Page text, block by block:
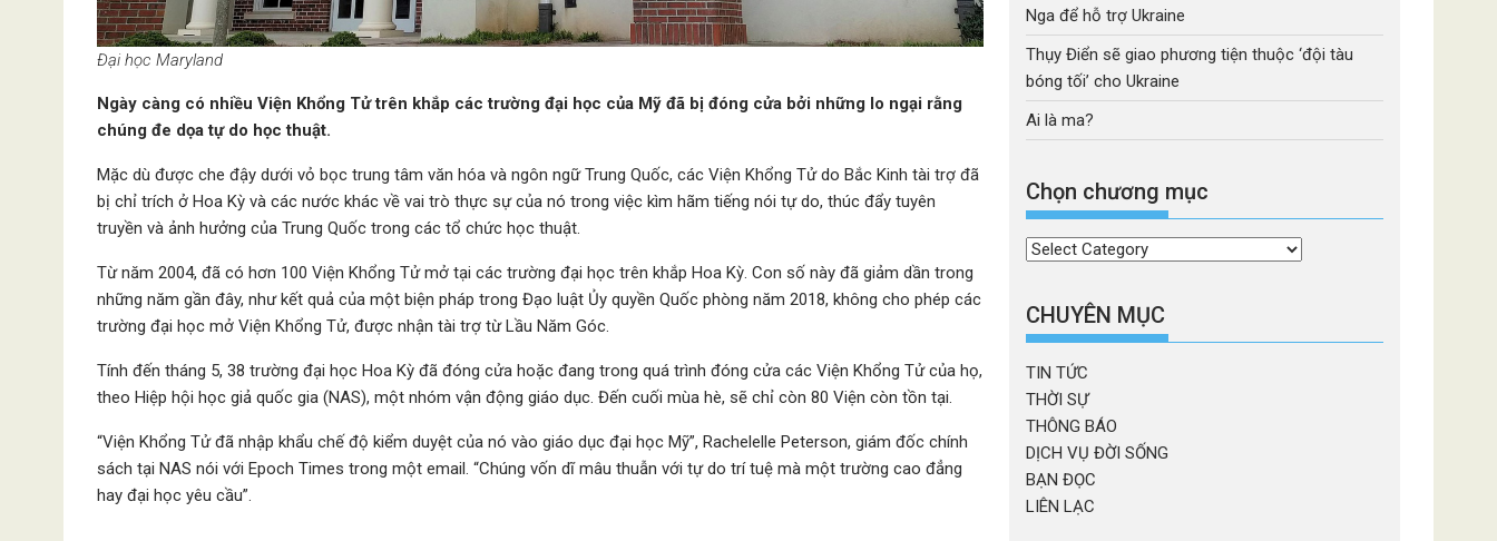
Đại học Maryland
Ngày càng có nhiều Viện Khổng Tử trên khắp các trường đại học của Mỹ đã bị đóng cửa bởi những lo ngại rằng
chúng đe dọa tự do học thuật.
Mặc dù được che đậy dưới vỏ bọc trung tâm văn hóa và ngôn ngữ Trung Quốc, các Viện Khổng Tử do Bắc Kinh tài trợ đã
bị chỉ trích ở Hoa Kỳ và các nước khác về vai trò thực sự của nó trong việc kìm hãm tiếng nói tự do, thúc đẩy tuyên
truyền và ảnh hưởng của Trung Quốc trong các tổ chức học thuật.
Từ năm 2004, đã có hơn 100 Viện Khổng Tử mở tại các trường đại học trên khắp Hoa Kỳ. Con số này đã giảm dần trong
những năm gần đây, như kết quả của một biện pháp trong Đạo luật Ủy quyền Quốc phòng năm 2018, không cho phép các
trường đại học mở Viện Khổng Tử, được nhận tài trợ từ Lầu Năm Góc.
Tính đến tháng 5, 38 trường đại học Hoa Kỳ đã đóng cửa hoặc đang trong quá trình đóng cửa các Viện Khổng Tử của họ,
theo Hiệp hội học giả quốc gia (NAS), một nhóm vận động giáo dục. Đến cuối mùa hè, sẽ chỉ còn 80 Viện còn tồn tại.
“Viện Khổng Tử đã nhập khẩu chế độ kiểm duyệt của nó vào giáo dục đại học Mỹ”, Rachelelle Peterson, giám đốc chính
sách tại NAS nói với Epoch Times trong một email. “Chúng vốn dĩ mâu thuẫn với tự do trí tuệ mà một trường cao đẳng
hay đại học yêu cầu”.
Nga để hỗ trợ Ukraine
Thụy Điển sẽ giao phương tiện thuộc ‘đội tàu
bóng tối’ cho Ukraine
Ai là ma?
Chọn chương mục
Chọn
mục
CHUYÊN MỤC
TIN TỨC
THỜI SỰ
THÔNG BÁO
DỊCH VỤ ĐỜI SỐNG
BẠN ĐỌC
LIÊN LẠC